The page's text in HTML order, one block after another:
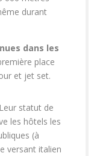
durant
dans les
place
et jet set.
statut de
les hôtels les
(à
versant italien